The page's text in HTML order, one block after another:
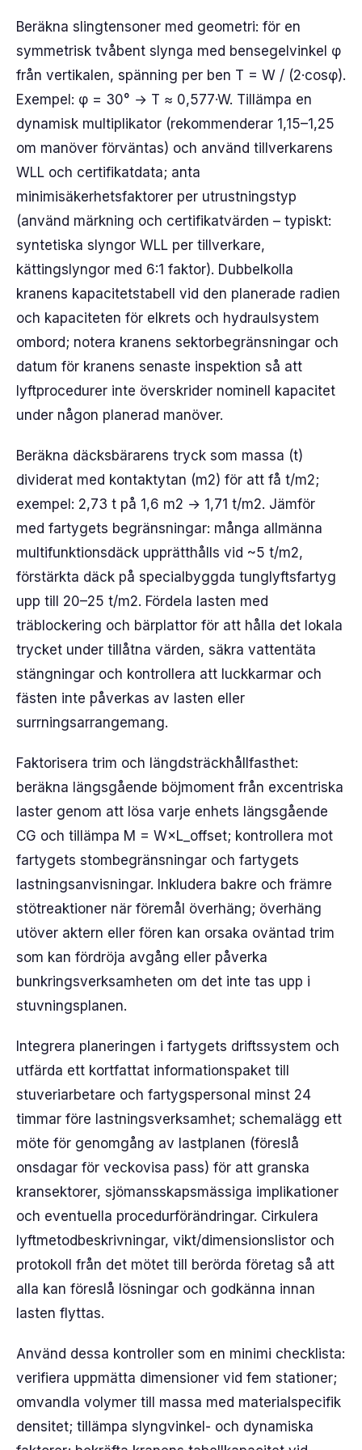
Beräkna slingtensoner med geometri: för en
symmetrisk tvåbent slynga med bensegelvinkel φ
från vertikalen, spänning per ben T = W / (2·cosφ).
Exempel: φ = 30° → T ≈ 0,577·W. Tillämpa en
dynamisk multiplikator (rekommenderar 1,15–1,25
om manöver förväntas) och använd tillverkarens
WLL och certifikatdata; anta
minimisäkerhetsfaktorer per utrustningstyp
(använd märkning och certifikatvärden – typiskt:
syntetiska slyngor WLL per tillverkare,
kättingslyngor med 6:1 faktor). Dubbelkolla
kranens kapacitetstabell vid den planerade radien
och kapaciteten för elkrets och hydraulsystem
ombord; notera kranens sektorbegränsningar och
datum för kranens senaste inspektion så att
lyftprocedurer inte överskrider nominell kapacitet
under någon planerad manöver.
Beräkna däcksbärarens tryck som massa (t)
dividerat med kontaktytan (m2) för att få t/m2;
exempel: 2,73 t på 1,6 m2 → 1,71 t/m2. Jämför
med fartygets begränsningar: många allmänna
multifunktionsdäck upprätthålls vid ~5 t/m2,
förstärkta däck på specialbyggda tunglyftsfartyg
upp till 20–25 t/m2. Fördela lasten med
träblockering och bärplattor för att hålla det lokala
trycket under tillåtna värden, säkra vattentäta
stängningar och kontrollera att luckkarmar och
fästen inte påverkas av lasten eller
surrningsarrangemang.
Faktorisera trim och längdsträckhållfasthet:
beräkna längsgående böjmoment från excentriska
laster genom att lösa varje enhets längsgående
CG och tillämpa M = W×L_offset; kontrollera mot
fartygets stombegränsningar och fartygets
lastningsanvisningar. Inkludera bakre och främre
stötreaktioner när föremål överhäng; överhäng
utöver aktern eller fören kan orsaka oväntad trim
som kan fördröja avgång eller påverka
bunkringsverksamheten om det inte tas upp i
stuvningsplanen.
Integrera planeringen i fartygets driftssystem och
utfärda ett kortfattat informationspaket till
stuveriarbetare och fartygspersonal minst 24
timmar före lastningsverksamhet; schemalägg ett
möte för genomgång av lastplanen (föreslå
onsdagar för veckovisa pass) för att granska
kransektorer, sjömansskapsmässiga implikationer
och eventuella procedurförändringar. Cirkulera
lyftmetodbeskrivningar, vikt/dimensionslistor och
protokoll från det mötet till berörda företag så att
alla kan föreslå lösningar och godkänna innan
lasten flyttas.
Använd dessa kontroller som en minimi checklista:
verifiera uppmätta dimensioner vid fem stationer;
omvandla volymer till massa med materialspecifik
densitet; tillämpa slyngvinkel- och dynamiska